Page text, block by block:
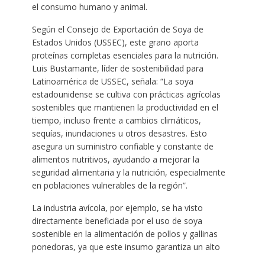
el consumo humano y animal.
Según el Consejo de Exportación de Soya de
Estados Unidos (USSEC), este grano aporta
proteínas completas esenciales para la nutrición.
Luis Bustamante, líder de sostenibilidad para
Latinoamérica de USSEC, señala: “La soya
estadounidense se cultiva con prácticas agrícolas
sostenibles que mantienen la productividad en el
tiempo, incluso frente a cambios climáticos,
sequías, inundaciones u otros desastres. Esto
asegura un suministro confiable y constante de
alimentos nutritivos, ayudando a mejorar la
seguridad alimentaria y la nutrición, especialmente
en poblaciones vulnerables de la región”.
La industria avícola, por ejemplo, se ha visto
directamente beneficiada por el uso de soya
sostenible en la alimentación de pollos y gallinas
ponedoras, ya que este insumo garantiza un alto